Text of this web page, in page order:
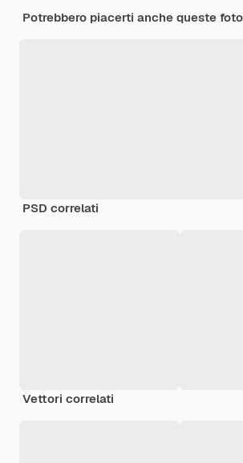
Potrebbero piacerti anche queste
PSD correlati
Vettori correlati